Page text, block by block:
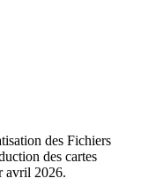
des Fichiers
des cartes
avril 2026.